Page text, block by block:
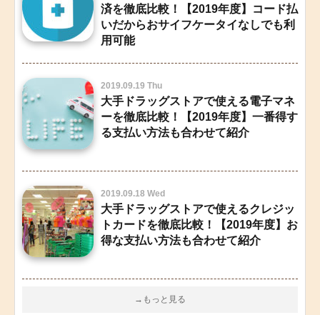
済を徹底比較！【2019年度】コード払
いだからおサイフケータイなしでも利
用可能
2019.09.19 Thu
大手ドラッグストアで使える電子マネ
ーを徹底比較！【2019年度】一番得す
る支払い方法も合わせて紹介
2019.09.18 Wed
大手ドラッグストアで使えるクレジッ
トカードを徹底比較！【2019年度】お
得な支払い方法も合わせて紹介
→もっと見る